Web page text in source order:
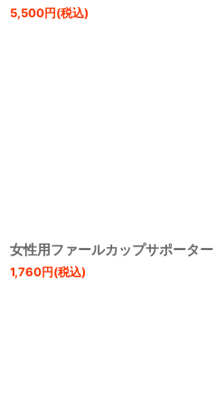
5,500円(税込)
女性用ファールカップサポーター
1,760円(税込)